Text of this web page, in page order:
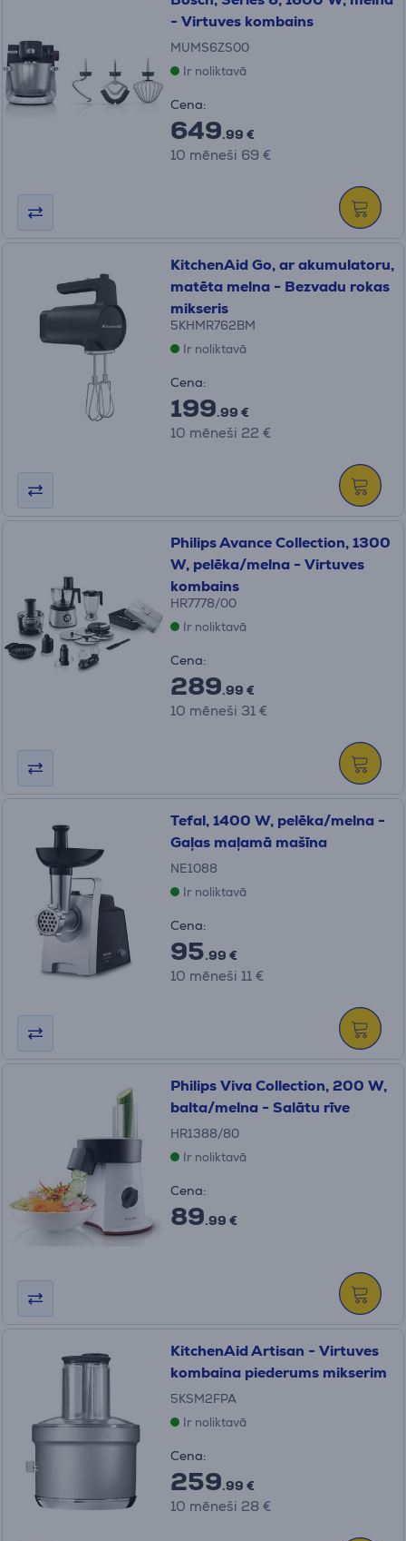
- Virtuves kombains
MUMS6ZS00
Ir noliktavā
Cena:
649.99 €
10 mēneši 69 €
KitchenAid Go, ar akumulatoru,
matēta melna - Bezvadu rokas
mikseris
5KHMR762BM
Ir noliktavā
Cena:
199.99 €
10 mēneši 22 €
Philips Avance Collection, 1300
W, pelēka/melna - Virtuves
kombains
HR7778/00
Ir noliktavā
Cena:
289.99 €
10 mēneši 31 €
Tefal, 1400 W, pelēka/melna -
Gaļas maļamā mašīna
NE1088
Ir noliktavā
Cena:
95.99 €
10 mēneši 11 €
Philips Viva Collection, 200 W,
balta/melna - Salātu rīve
HR1388/80
Ir noliktavā
Cena:
89.99 €
KitchenAid Artisan - Virtuves
kombaina piederums mikserim
5KSM2FPA
Ir noliktavā
Cena:
259.99 €
10 mēneši 28 €